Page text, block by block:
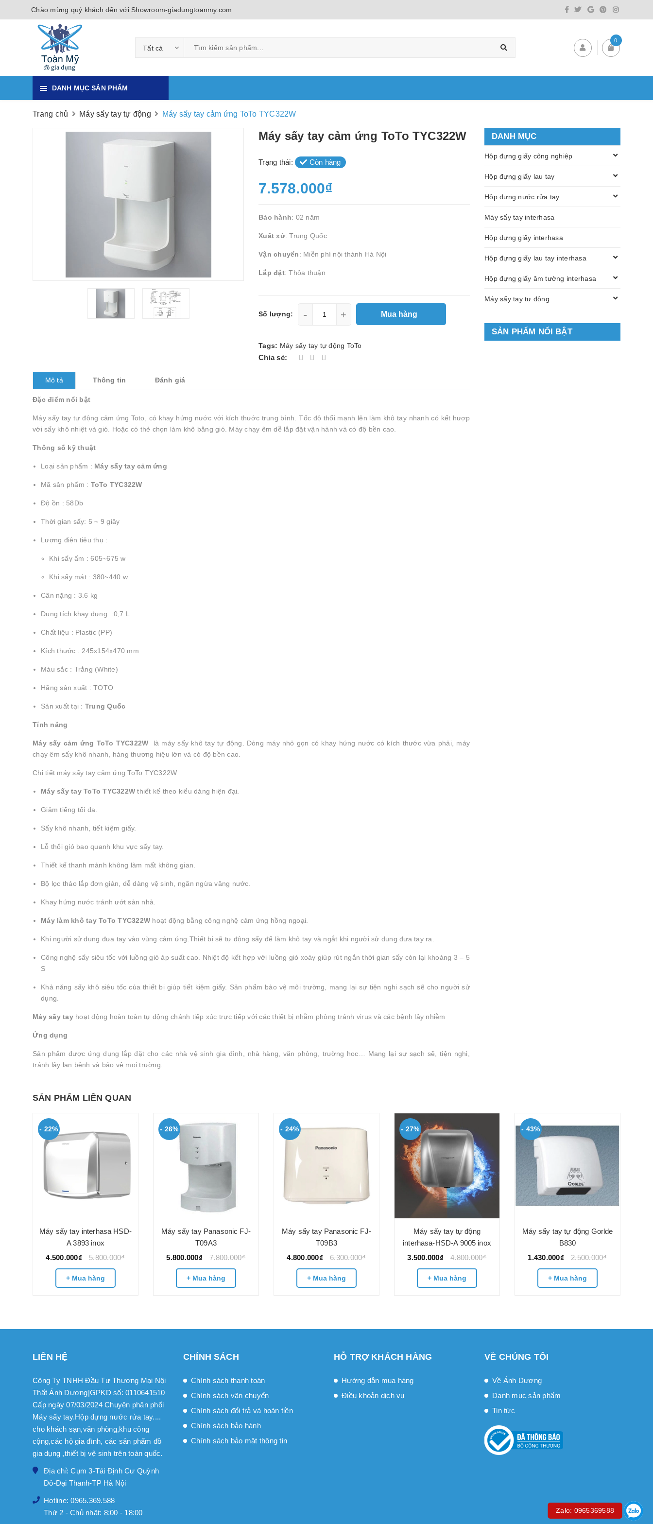
Chào mừng quý khách đến với Showroom-giadungtoanmy.com
Tất cả
0
DANH MỤC SẢN PHẨM
Trang chủ Máy sấy tay tự động Máy sấy tay cảm ứng ToTo TYC322W
Máy sấy tay cảm ứng ToTo TYC322W
Trạng thái: Còn hàng
7.578.000₫
Bảo hành: 02 năm
Xuất xứ: Trung Quốc
Vận chuyển: Miễn phí nội thành Hà Nội
Lắp đặt: Thỏa thuận
Số lượng: - + Mua hàng
Tags: Máy sấy tay tự động ToTo
Chia sẻ:
Mô tả Thông tin Đánh giá
Đặc điểm nổi bật
Máy sấy tay tự động cảm ứng Toto, có khay hứng nước với kích thước trung bình. Tốc độ thổi mạnh lên làm khô tay nhanh có kết hượp
với sấy khô nhiệt và gió. Hoặc có thẻ chọn làm khô bằng gió. Máy chạy êm dễ lắp đặt vận hành và có độ bền cao.
Thông số kỹ thuật
Loại sản phẩm : Máy sấy tay cảm ứng
Mã sản phẩm : ToTo TYC322W
Độ ồn : 58Db
Thời gian sấy: 5 ~ 9 giây
Lượng điện tiêu thụ :
Khi sấy ấm : 605~675 w
Khi sấy mát : 380~440 w
Cân nặng : 3.6 kg
Dung tích khay đựng :0,7 L
Chất liệu : Plastic (PP)
Kích thước : 245x154x470 mm
Màu sắc : Trắng (White)
Hãng sản xuất : TOTO
Sản xuất tại : Trung Quốc
Tính năng
Máy sấy cảm ứng ToTo TYC322W
là máy sấy khô tay tự động. Dòng máy nhỏ gọn có khay hứng nước có kích thước vừa phải, máy
chạy êm sấy khô nhanh, hàng thương hiệu lớn và có độ bền cao.
Chi tiết máy sấy tay cảm ứng ToTo TYC322W
Máy sấy tay ToTo TYC322W thiết kế theo kiểu dáng hiện đại.
Giảm tiếng tối đa.
Sấy khô nhanh, tiết kiệm giấy.
Lỗ thổi gió bao quanh khu vực sấy tay.
Thiết kế thanh mảnh không làm mất không gian.
Bộ lọc tháo lắp đơn giản, dễ dàng vệ sinh, ngăn ngừa văng nước.
Khay hứng nước tránh ướt sàn nhà.
Máy làm khô tay ToTo TYC322W hoạt động bằng công nghệ cảm ứng hồng ngoại.
Khi người sử dụng đưa tay vào vùng cảm ứng.Thiết bị sẽ tự động sấy để làm khô tay và ngắt khi người sử dụng đưa tay ra.
Công nghệ sấy siêu tốc với luồng gió áp suất cao. Nhiệt độ kết hợp với luồng gió xoáy giúp rút ngắn thời gian sấy còn lại khoảng 3 – 5
S
Khả năng sấy khô siêu tốc của thiết bị giúp tiết kiệm giấy. Sản phẩm bảo vệ môi trường, mang lại sự tiện nghi sạch sẽ cho người sử
dụng.
Máy sấy tayhoạt động hoàn toàn tự động chánh tiếp xúc trực tiếp với các thiết bị nhằm phòng tránh virus và các bệnh lây nhiễm
Ứng dụng
Sản phẩm được ứng dụng lắp đặt cho các nhà vệ sinh gia đình, nhà hàng, văn phòng, trường hoc… Mang lại sự sạch sẽ, tiện nghi,
tránh lây lan bệnh và bảo vệ moi trường.
DANH MỤC
Hộp đựng giấy công nghiệp
Hộp đựng giấy lau tay
Hộp đựng nước rửa tay
Máy sấy tay interhasa
Hộp đựng giấy interhasa
Hộp đựng giấy lau tay interhasa
Hộp đựng giấy âm tường interhasa
Máy sấy tay tự động
SẢN PHẨM NỔI BẬT
SẢN PHẨM LIÊN QUAN
- 22%
Máy sấy tay interhasa HSD-
A 3893 inox
4.500.000₫
5.800.000₫
+ Mua hàng
- 26%
Máy sấy tay Panasonic FJ-
T09A3
5.800.000₫
7.800.000₫
+ Mua hàng
- 24%
Máy sấy tay Panasonic FJ-
T09B3
4.800.000₫
6.300.000₫
+ Mua hàng
- 27%
Máy sấy tay tự động
interhasa-HSD-A 9005 inox
3.500.000₫
4.800.000₫
+ Mua hàng
- 43%
Máy sấy tay tự động Gorlde
B830
1.430.000₫
2.500.000₫
+ Mua hàng
LIÊN HỆ
Công Ty TNHH Đầu Tư Thương Mại Nội
Thất Ánh Dương|GPKD số: 0110641510
Cấp ngày 07/03/2024 Chuyên phân phối
Máy sấy tay.Hộp đựng nước rửa tay....
cho khách sạn,văn phòng,khu công
cộng,các hộ gia đình, các sản phẩm đồ
gia dụng ,thiết bị vệ sinh trên toàn quốc.
Địa chỉ: Cụm 3-Tái Định Cư Quỳnh
Đô-Đại Thanh-TP Hà Nội
Hotline: 0965.369.588
Thứ 2 - Chủ nhật: 8:00 - 18:00
CHÍNH SÁCH
Chính sách thanh toán
Chính sách vận chuyển
Chính sách đổi trả và hoàn tiền
Chính sách bảo hành
Chính sách bảo mật thông tin
HỖ TRỢ KHÁCH HÀNG
Hướng dẫn mua hàng
Điều khoản dịch vụ
VỀ CHÚNG TÔI
Về Ánh Dương
Danh mục sản phẩm
Tin tức
Zalo: 0965369588